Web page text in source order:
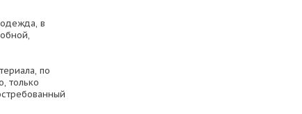
в
по
только